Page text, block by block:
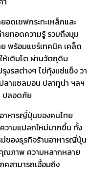
อดเชฟกระทะเหล็กและ
ยทอดความรู้ รวมถึงมุม
พร้อมแชร์เทคนิค เคล็ด
ห้เติบโต ผ่านวัตถุดิบ
รสต่างๆ ไข่กุ้งแช่แข็ง วา
าแซลมอน ปลาทูน่า ฯลฯ
ปลอดภัย
าหารญี่ปุ่นของคนไทย
วามแปลกใหม่มากขึ้น ทั้ง
ของธุรกิจร้านอาหารญี่ปุ่น
คุณภาพ ความหลากหลาย
คสามารถเอื้อมถึง